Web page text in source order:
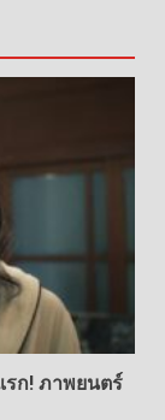
รก! ภาพยนตร์